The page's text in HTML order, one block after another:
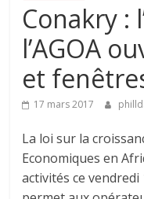
Conakry :
l’AGOA
et
17 mars 2017
La loi sur la
Economiques en
activités ce